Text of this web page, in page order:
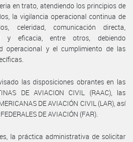
en trato, atendiendo los principios de
la vigilancia operacional continua de
celeridad, comunicación directa,
y eficacia, entre otros, debiendo
operacional y el cumplimiento de las
las disposiciones obrantes en las
DE AVIACION CIVIL (RAAC), las
DE AVIACIÓN CIVIL (LAR), así
DE AVIACIÓN (FAR).
la práctica administrativa de solicitar